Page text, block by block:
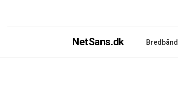
NetSans.dk Bredbånd